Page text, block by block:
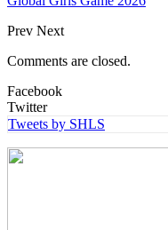
Prev Next
Comments are closed.
Facebook
Twitter
Tweets by SHLS